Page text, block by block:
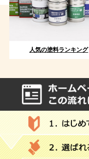
人気の塗料ランキング